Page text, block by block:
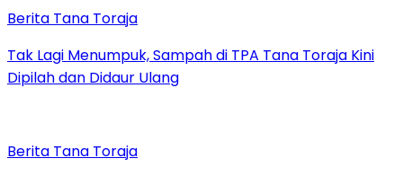
Berita Tana Toraja
Tak Lagi Menumpuk, Sampah di TPA Tana Toraja Kini
Dipilah dan Didaur Ulang
Berita Tana Toraja